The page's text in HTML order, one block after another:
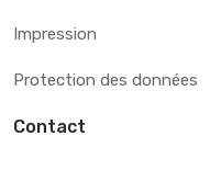
Impression
Protection des données
Contact